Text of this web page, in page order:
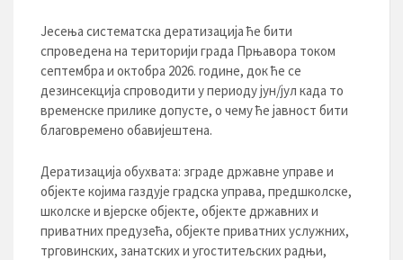
Јесења систематска дератизација ће бити
спроведена на територији града Прњавора током
септембра и октобра 2026. године, док ће се
дезинсекција спроводити у периоду јун/јул када то
временске прилике допусте, о чему ће јавност бити
благовремено обавијештена.
Дератизација обухвата: зграде државне управе и
објекте којима газдује градска управа, предшколске,
школске и вјерске објекте, објекте државних и
приватних предузећа, објекте приватних услужних,
трговинских, занатских и угоститељских радњи,